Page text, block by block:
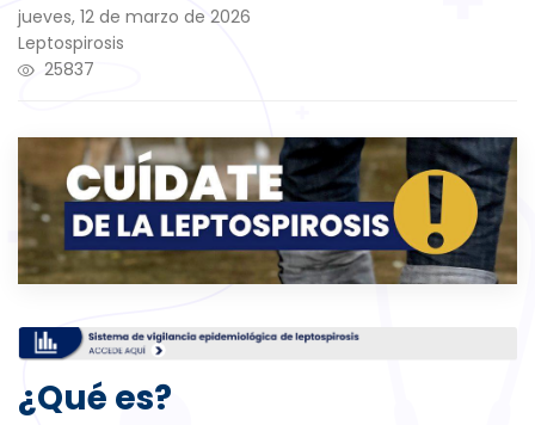
jueves, 12 de marzo de 2026
Leptospirosis
25837
¿Qué es?